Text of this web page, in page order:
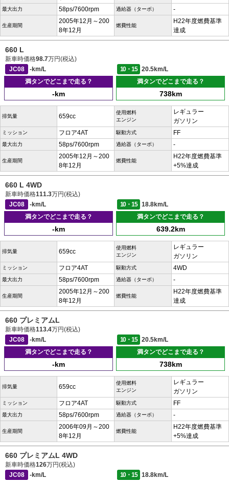
最大出力 58ps/7600rpm 過給器（ターボ） -
生産期間
2005年12月～200
8年12月
燃費性能
H22年度燃費基準
達成
660 L
新車時価格98.7万円(税込)
JC08
-km/L 10・15
20.5km/L
満タンでどこまで走る？
-km
満タンでどこまで走る？
738km
排気量 659cc
使用燃料
エンジン
レギュラー
ガソリン
ミッション フロア4AT 駆動方式 FF
最大出力 58ps/7600rpm 過給器（ターボ） -
生産期間
2005年12月～200
8年12月
燃費性能
H22年度燃費基準
+5%達成
660 L 4WD
新車時価格111.3万円(税込)
JC08
-km/L 10・15
18.8km/L
満タンでどこまで走る？
-km
満タンでどこまで走る？
639.2km
排気量 659cc
使用燃料
エンジン
レギュラー
ガソリン
ミッション フロア4AT 駆動方式 4WD
最大出力 58ps/7600rpm 過給器（ターボ） -
生産期間
2005年12月～200
8年12月
燃費性能
H22年度燃費基準
達成
660 プレミアムL
新車時価格113.4万円(税込)
JC08
-km/L 10・15
20.5km/L
満タンでどこまで走る？
-km
満タンでどこまで走る？
738km
排気量 659cc
使用燃料
エンジン
レギュラー
ガソリン
ミッション フロア4AT 駆動方式 FF
最大出力 58ps/7600rpm 過給器（ターボ） -
生産期間
2006年09月～200
8年12月
燃費性能
H22年度燃費基準
+5%達成
660 プレミアムL 4WD
新車時価格126万円(税込)
JC08
-km/L 10・15
18.8km/L